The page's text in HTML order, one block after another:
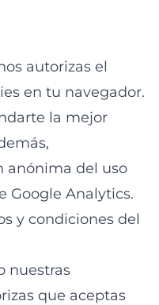
autorizas el
en tu navegador.
la mejor
anónima del uso
Google Analytics.
y condiciones del
nuestras
que aceptas